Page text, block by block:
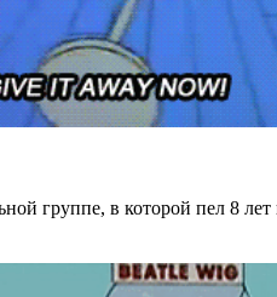
группе, в которой пел 8